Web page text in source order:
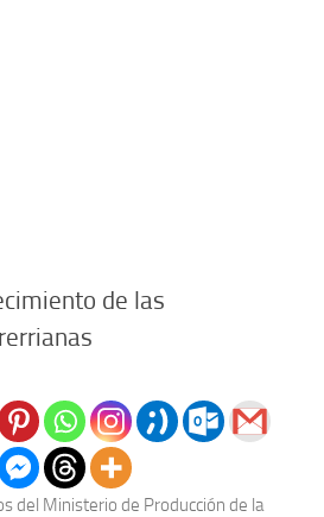
de las
del Ministerio de Producción de la